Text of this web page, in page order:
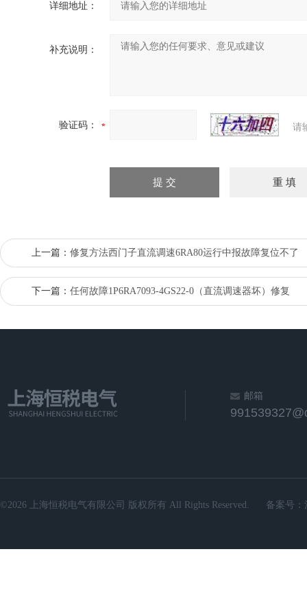
详细地址：
补充说明：
验证码： 请
上一篇： 修复方法西门子直流调速6RA80运行中报故障复位不了
下一篇： 任何故障1P6RA7093-4GS22-0（直流调速器坏）修复
邮箱
©2026 上海恒税电气有限公司 版权所有 All Rights Reserved. 备案号：